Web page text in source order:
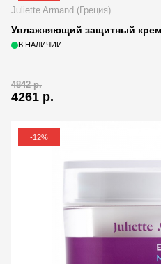
Juliette Armand (Греция)
Увлажняющий защитный
В НАЛИЧИИ
4261 р.
4842 р.
-12%